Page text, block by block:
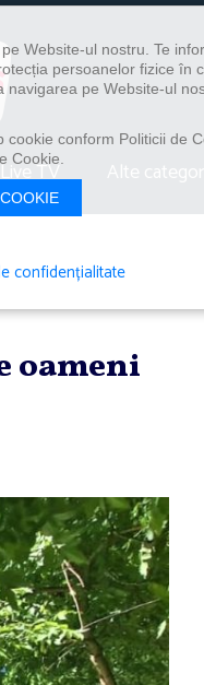
Live TV
oameni
Website-ul nostru. Te
persoanelor fizice în
pe Website-ul
conform Politicii de
Cookie.
confidențialitate